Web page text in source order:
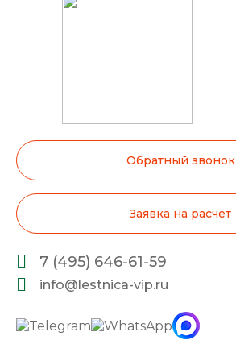
Обратный звонок
Заявка на расчет
info@lestnica-vip.ru
7 (495) 646-61-59